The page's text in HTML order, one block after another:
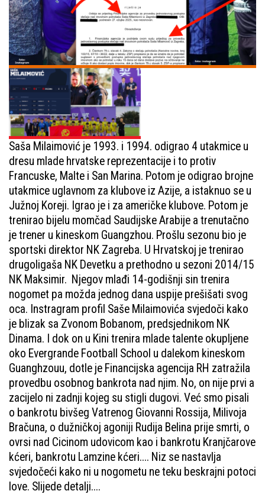
Saša Milaimović je 1993. i 1994. odigrao 4 utakmice u
dresu mlade hrvatske reprezentacije i to protiv
Francuske, Malte i San Marina. Potom je odigrao brojne
utakmice uglavnom za klubove iz Azije, a istaknuo se u
Južnoj Koreji. Igrao je i za američke klubove. Potom je
trenirao bijelu momčad Saudijske Arabije a trenutačno
je trener u kineskom Guangzhou. Prošlu sezonu bio je
sportski direktor NK Zagreba. U Hrvatskoj je trenirao
drugoligaša NK Devetku a prethodno u sezoni 2014/15
NK Maksimir. Njegov mlađi 14-godišnji sin trenira
nogomet pa možda jednog dana uspije prešišati svog
oca. Instragram profil Saše Milaimovića svjedoči kako
je blizak sa Zvonom Bobanom, predsjednikom NK
Dinama. I dok on u Kini trenira mlade talente okupljene
oko Evergrande Football School u dalekom kineskom
Guanghzouu, dotle je Financijska agencija RH zatražila
provedbu osobnog bankrota nad njim. No, on nije prvi a
zacijelo ni zadnji kojeg su stigli dugovi. Već smo pisali
o bankrotu bivšeg Vatrenog Giovanni Rossija, Milivoja
Bračuna, o dužničkoj agoniji Rudija Belina prije smrti, o
ovrsi nad Cicinom udovicom kao i bankrotu Kranjčarove
kćeri, bankrotu Lamzine kćeri.... Niz se nastavlja
svjedočeći kako ni u nogometu ne teku beskrajni potoci
love. Slijede detalji....